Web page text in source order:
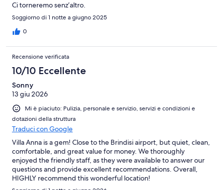
Ci torneremo senz’altro.
Soggiorno di 1 notte a giugno 2025
0
Recensione verificata
10/10 Eccellente
Sonny
13 giu 2026
Mi è piaciuto: Pulizia, personale e servizio, servizi e condizioni e
dotazioni della struttura
Traduci con Google
Villa Anna is a gem! Close to the Brindisi airport, but quiet, clean,
comfortable, and great value for money. We thoroughly
enjoyed the friendly staff, as they were available to answer our
questions and provide excellent recommendations. Overall,
HIGHLY recommend this wonderful location!